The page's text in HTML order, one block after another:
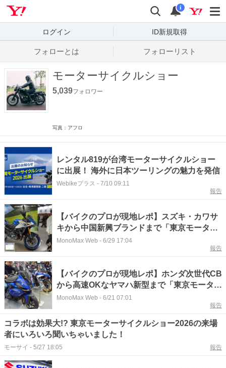
検索
通知
i
ログイン ID新規取得
フォローとは フォローリスト
モーターサイクルショー
5,039フォロワー
写真：アフロ
レンタル819が台湾モーターサイクルショー
に出展！ 海外に日本ツーリングの魅力を発信
Webikeプラス - 7/10 09:11
報告
【バイクのプロが現地レポ】スズキ・カワサ
キから中国新興ブランドまで「東京モーター
サイクルショー」を沸かせた規格外の最新鋭
MonoMax Web - 6/29 17:04
報告
【バイクのプロが現地レポ】ホンダ次世代CB
から高速OKなヤマハ新型まで「東京モーター
サイクルショー」大注目モデルまとめ
MonoMax Web - 6/21 07:01
報告
コラボは効果大!? 東京モーターサイクルショー2026の来場
者にいろいろ聞いちゃいました！
モーサイ - 5/27 18:05 報告